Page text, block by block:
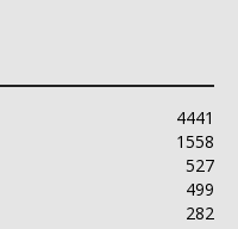
4441
1558
527
499
282